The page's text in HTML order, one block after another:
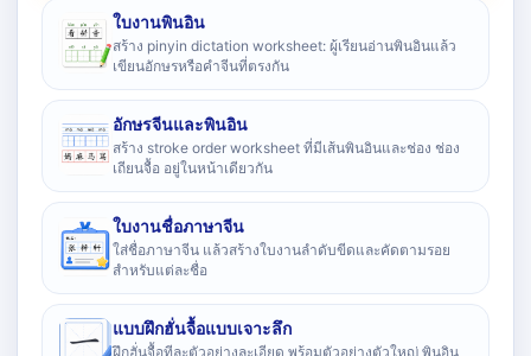
ใบงานพินอิน
สร้าง pinyin dictation worksheet: ผู้เรียนอ่านพินอินแล้ว
เขียนอักษรหรือคำจีนที่ตรงกัน
อักษรจีนและพินอิน
สร้าง stroke order worksheet ที่มีเส้นพินอินและช่อง ช่อง
เถียนจื้อ อยู่ในหน้าเดียวกัน
ใบงานชื่อภาษาจีน
ใส่ชื่อภาษาจีน แล้วสร้างใบงานลำดับขีดและคัดตามรอย
สำหรับแต่ละชื่อ
แบบฝึกฮั่นจื้อแบบเจาะลึก
ฝึกฮั่นจื้อทีละตัวอย่างละเอียด พร้อมตัวอย่างตัวใหญ่ พินอิน